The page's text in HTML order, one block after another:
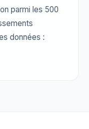
parmi les 500
données :